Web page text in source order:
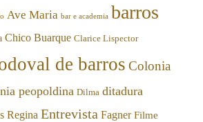
Ave Maria bar e academia barros
Chico Buarque Clarice Lispector
de barros Colonia
peopoldina Dilma ditadura
Regina Entrevista Fagner Filme